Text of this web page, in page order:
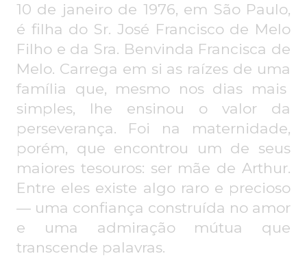
10 de janeiro de 1976, em São Paulo,
é filha do Sr. José Francisco de Melo
Filho e da Sra. Benvinda Francisca de
Melo. Carrega em si as raízes de uma
família que, mesmo nos dias mais
simples, lhe ensinou o valor da
perseverança. Foi na maternidade,
porém, que encontrou um de seus
maiores tesouros: ser mãe de Arthur.
Entre eles existe algo raro e precioso
— uma confiança construída no amor
e uma admiração mútua que
transcende palavras.